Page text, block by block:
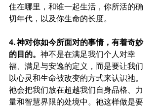
住在哪里，和谁一起生活，你所活的确
切年代，以及你生命的长度。
4. 神对你如今所面对的事情，有着奇妙
的目的。 神不是在满足我们个人对幸
福、满足与安逸的定义，而是要让我们
以心灵和生命被改变的方式来认识祂。
祂会把我们放在超越我们自身品格、力
量和智慧界限的处境中。祂这样做是要